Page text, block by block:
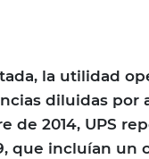
la utilidad
diluidas por
de 2014, UPS
que incluían un